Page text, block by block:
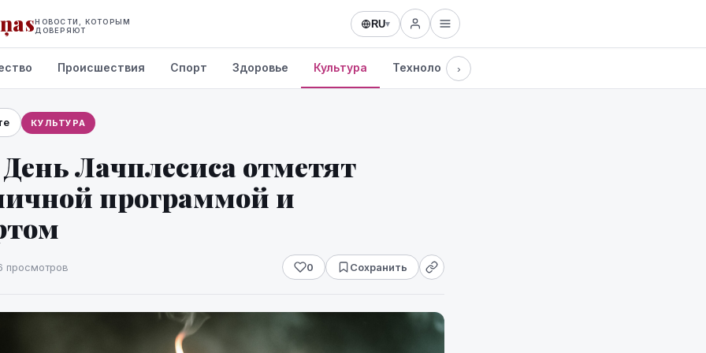
НОВОСТИ, КОТОРЫМ
ДОВЕРЯЮТ
RU▾
Происшествия Спорт Здоровье Культура Технологии›
КУЛЬТУРА
Лачплесиса отметят
программой и
просмотров 0 Сохранить